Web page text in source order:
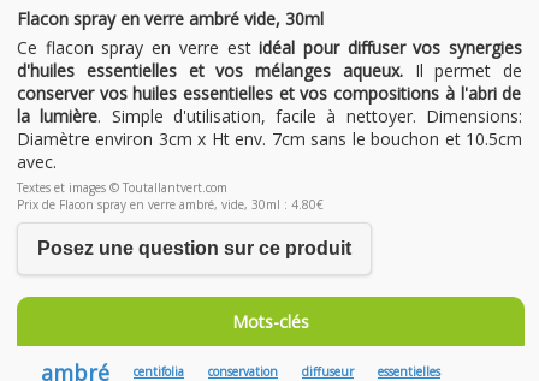
Flacon spray en verre ambré vide, 30ml
Ce flacon spray en verre estidéal pour diffuser vos synergies
d'huiles essentielles et vos mélanges aqueux.Il permet de
conserver vos huiles essentielles et vos compositions à l'abri de
la lumière. Simple d'utilisation, facile à nettoyer. Dimensions:
Diamètre environ 3cm x Ht env. 7cm sans le bouchon et 10.5cm
avec.
Textes et images © Toutallantvert.com
Prix de Flacon spray en verre ambré, vide, 30ml : 4.80€
Posez une question sur ce produit
Mots-clés
ambré centifolia conservation diffuseur essentielles